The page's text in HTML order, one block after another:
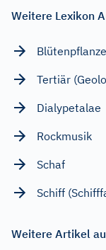
Weitere Lexikon
Tertiär
Dialypetalae
Rockmusik
Schaf
Schiff
Weitere Artikel